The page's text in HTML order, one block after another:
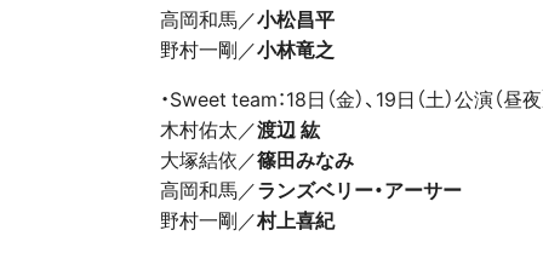
高岡和馬／小松昌平
野村一剛／小林竜之
・Sweet team：18日（金）、19日（土）公演（昼夜
木村佑太／渡辺 紘
大塚結依／篠田みなみ
高岡和馬／ランズベリー・アーサー
野村一剛／村上喜紀